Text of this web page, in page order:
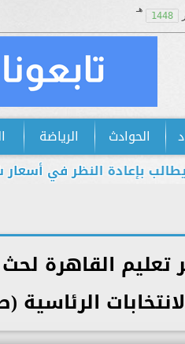
1448
هـ
الحوادث الرياضة
النظر في أسعار شرائح
القاهرة
الرئاسية